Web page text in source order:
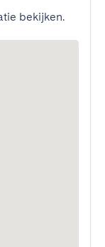
bekijken.